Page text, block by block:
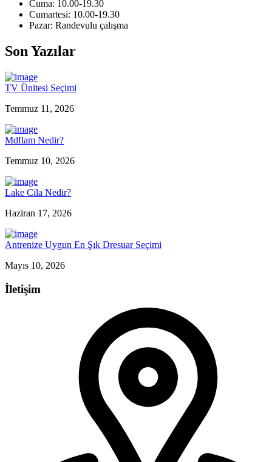
Cuma: 10.00-19.30
Cumartesi: 10.00-19.30
Pazar: Randevulu çalışma
Son Yazılar
TV Ünitesi Seçimi
Temmuz 11, 2026
Mdflam Nedir?
Temmuz 10, 2026
Lake Cila Nedir?
Haziran 17, 2026
Antrenize Uygun En Şık Dresuar Seçimi
Mayıs 10, 2026
İletişim